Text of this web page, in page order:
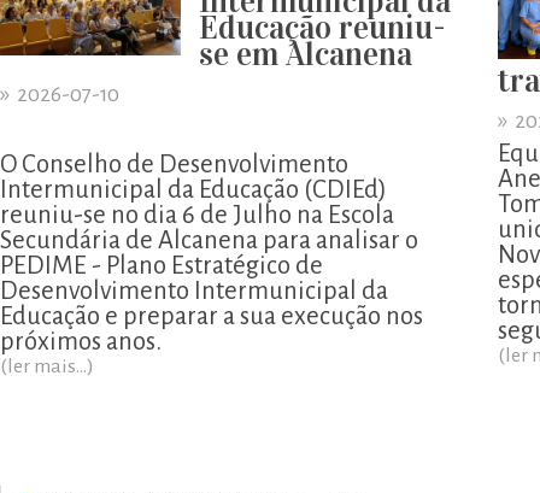
Educação reuniu-
se em Alcanena
» 2026-07-10
O Conselho de Desenvolvimento
Intermunicipal da Educação (CDIEd)
reuniu-se no dia 6 de Julho na Escola
Secundária de Alcanena para analisar o
PEDIME - Plano Estratégico de
Desenvolvimento Intermunicipal da
Educação e preparar a sua execução nos
próximos anos.
(ler mais...)
»
(ler